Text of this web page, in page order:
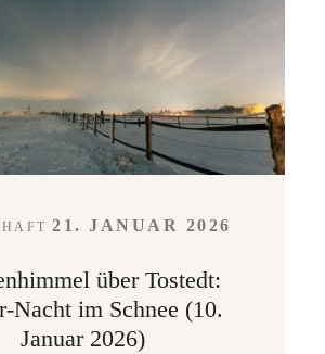
LEISTUNGEN
KONTAKT
ABOUT
21. JANUAR 2026
über Tostedt:
Nacht im Schnee (10.
Januar 2026)